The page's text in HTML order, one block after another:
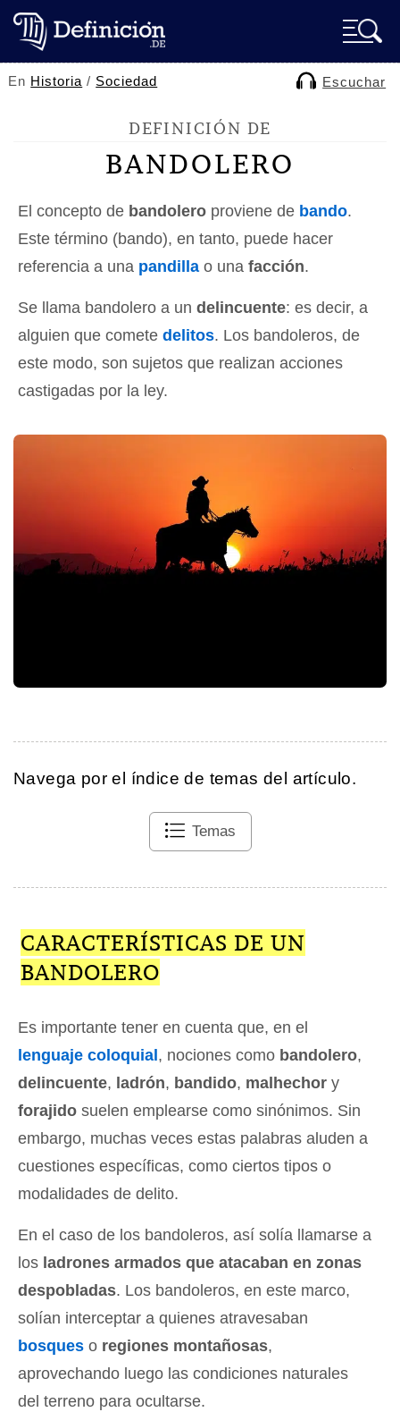
En Historia / Sociedad Escuchar
DEFINICIÓN DE
BANDOLERO
El concepto de bandolero proviene de bando.
Este término (bando), en tanto, puede hacer
referencia a una pandilla o una facción.
Se llama bandolero a un delincuente: es decir, a
alguien que comete delitos. Los bandoleros, de
este modo, son sujetos que realizan acciones
castigadas por la ley.
Navega por el índice de temas del artículo.
Temas
CARACTERÍSTICAS DE UN
BANDOLERO
Es importante tener en cuenta que, en el
lenguaje coloquial , nociones como bandolero,
delincuente, ladrón, bandido, malhechor y
forajido suelen emplearse como sinónimos. Sin
embargo, muchas veces estas palabras aluden a
cuestiones específicas, como ciertos tipos o
modalidades de delito.
En el caso de los bandoleros, así solía llamarse a
los ladrones armados que atacaban en zonas
despobladas. Los bandoleros, en este marco,
solían interceptar a quienes atravesaban
bosques o regiones montañosas,
aprovechando luego las condiciones naturales
del terreno para ocultarse.